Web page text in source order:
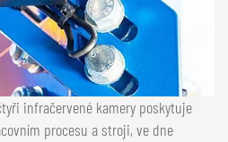
infračervené kamery poskytuje
procesu a stroji, ve dne